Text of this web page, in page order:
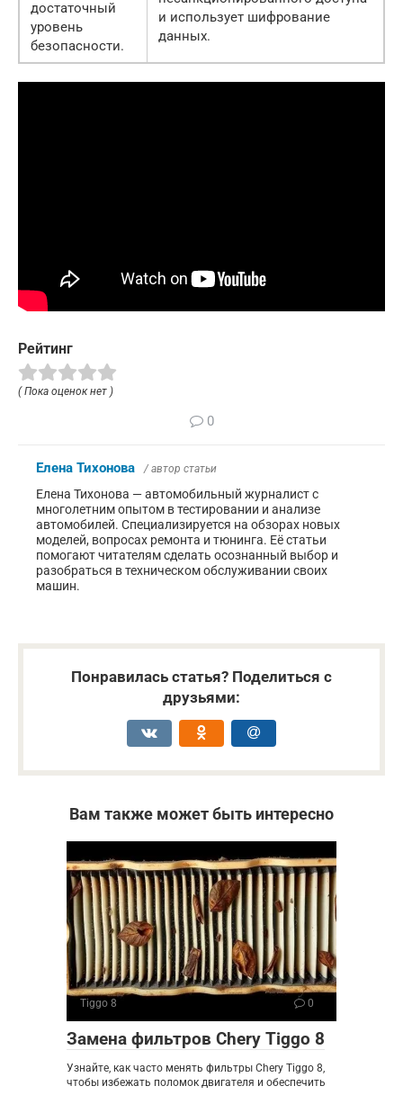
достаточный
уровень
безопасности.
и использует шифрование
данных.
Рейтинг
( Пока оценок нет )
0
Елена Тихонова / автор статьи
Елена Тихонова — автомобильный журналист с
многолетним опытом в тестировании и анализе
автомобилей. Специализируется на обзорах новых
моделей, вопросах ремонта и тюнинга. Её статьи
помогают читателям сделать осознанный выбор и
разобраться в техническом обслуживании своих
машин.
Понравилась статья? Поделиться с
друзьями:
Вам также может быть интересно
Tiggo 8 0
Замена фильтров Chery Tiggo 8
Узнайте, как часто менять фильтры Chery Tiggo 8,
чтобы избежать поломок двигателя и обеспечить